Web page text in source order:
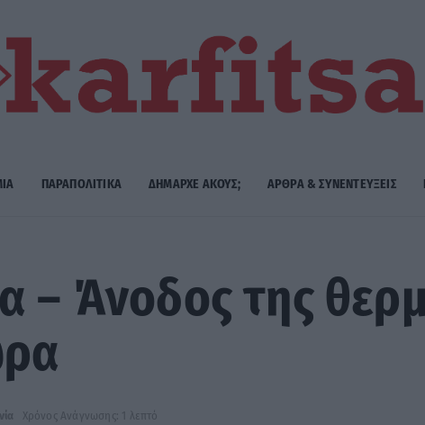
ΠΑΡΑΠΟΛΙΤΙΚΑ ΔΗΜΑΡΧE ΑΚΟΥΣ; ΑΡΘΡΑ & ΣΥΝΕΝΤΕΥΞΕΙΣ
– Άνοδος της
Χρόνος Ανάγνωσης: 1 λεπτό